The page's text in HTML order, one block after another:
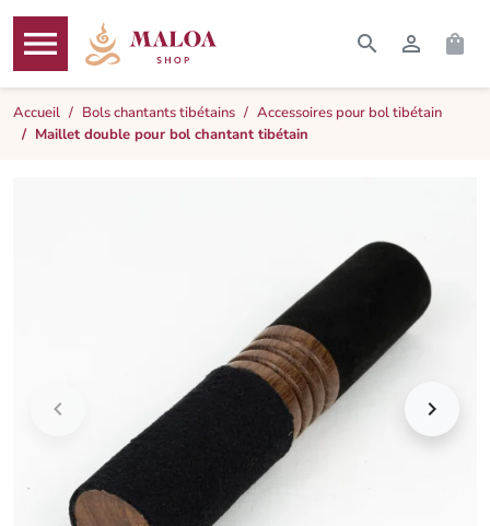

MENU
  
Accueil Bols chantants tibétains
Accessoires pour bol tibétain
Maillet double pour bol chantant tibétain
 